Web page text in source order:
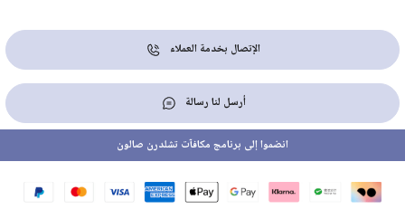
الإتصال بخدمة العملاء
أرسل لنا رسالة
انضموا إلى برنامج مكافآت تشلدرن صالون